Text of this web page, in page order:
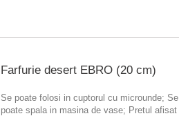
Farfurie desert EBRO (20 cm)
Se poate folosi in cuptorul cu microunde; Se
poate spala in masina de vase; Pretul afisat